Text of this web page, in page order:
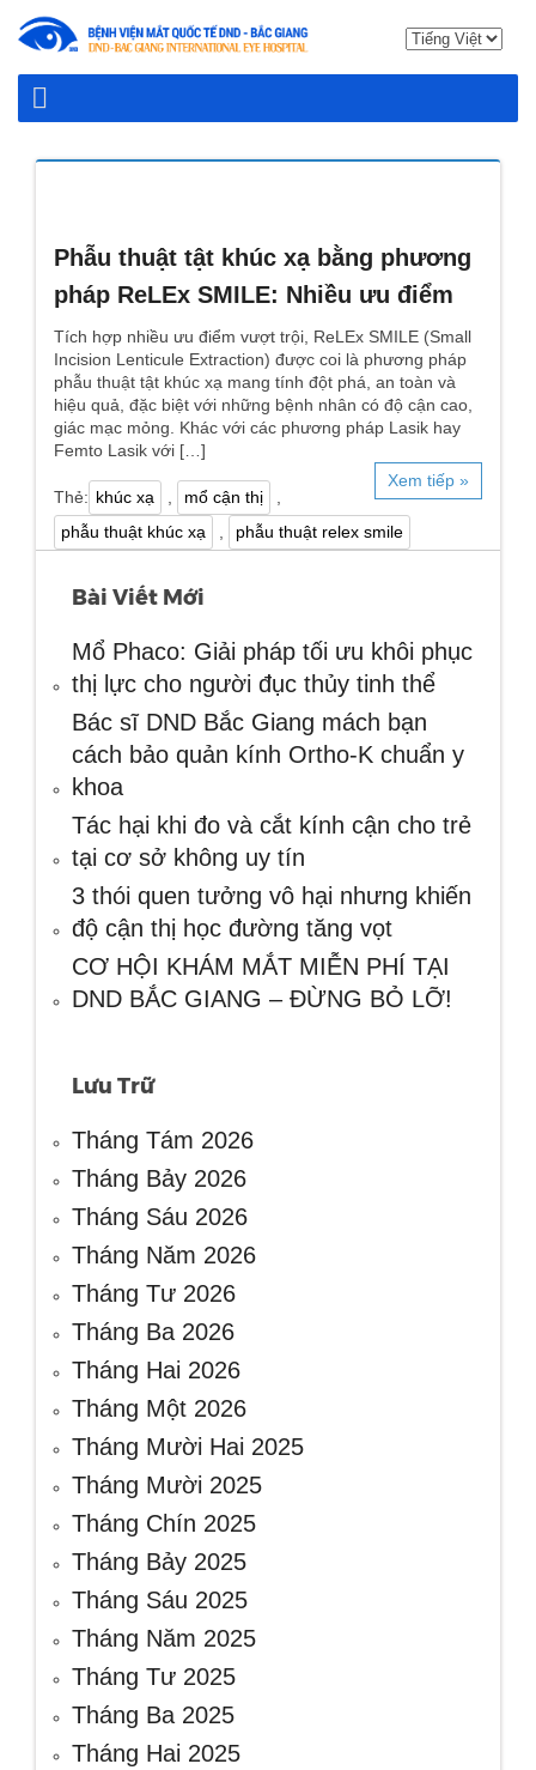
Phẫu thuật tật khúc xạ bằng phương
pháp ReLEx SMILE: Nhiều ưu điểm
Tích hợp nhiều ưu điểm vượt trội, ReLEx SMILE (Small
Incision Lenticule Extraction) được coi là phương pháp
phẫu thuật tật khúc xạ mang tính đột phá, an toàn và
hiệu quả, đặc biệt với những bệnh nhân có độ cận cao,
giác mạc mỏng. Khác với các phương pháp Lasik hay
Femto Lasik với […]
Xem tiếp »
Thẻ: khúc xạ mổ cận thị
phẫu thuật khúc xạ
phẫu thuật relex smile
Bài Viết Mới
Mổ Phaco: Giải pháp tối ưu khôi phục
thị lực cho người đục thủy tinh thể
Bác sĩ DND Bắc Giang mách bạn
cách bảo quản kính Ortho-K chuẩn y
khoa
Tác hại khi đo và cắt kính cận cho trẻ
tại cơ sở không uy tín
3 thói quen tưởng vô hại nhưng khiến
độ cận thị học đường tăng vọt
CƠ HỘI KHÁM MẮT MIỄN PHÍ TẠI
DND BẮC GIANG – ĐỪNG BỎ LỠ!
Lưu Trữ
Tháng Tám 2026
Tháng Bảy 2026
Tháng Sáu 2026
Tháng Năm 2026
Tháng Tư 2026
Tháng Ba 2026
Tháng Hai 2026
Tháng Một 2026
Tháng Mười Hai 2025
Tháng Mười 2025
Tháng Chín 2025
Tháng Bảy 2025
Tháng Sáu 2025
Tháng Năm 2025
Tháng Tư 2025
Tháng Ba 2025
Tháng Hai 2025